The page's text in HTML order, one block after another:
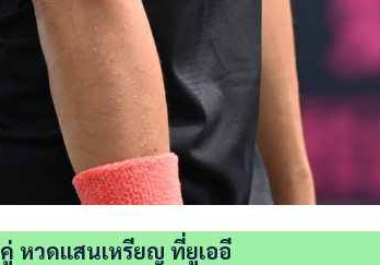
หวดแสนเหรียญ ที่ยูเออี